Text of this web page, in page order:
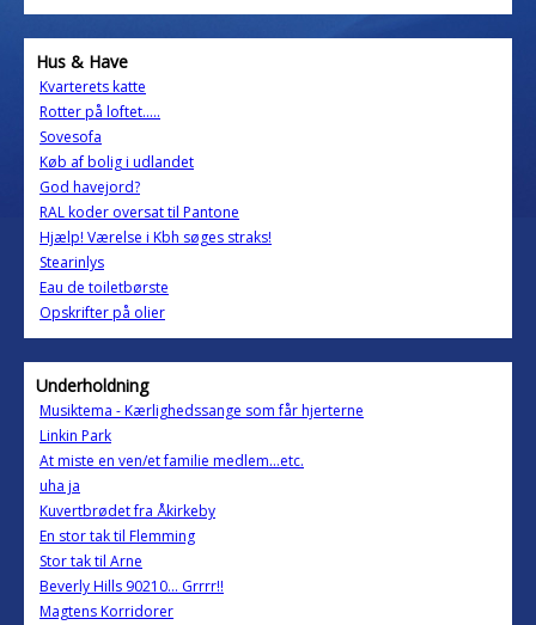
Hus & Have
Kvarterets katte
Rotter på loftet.....
Sovesofa
Køb af bolig i udlandet
God havejord?
RAL koder oversat til Pantone
Hjælp! Værelse i Kbh søges straks!
Stearinlys
Eau de toiletbørste
Opskrifter på olier
Underholdning
Musiktema - Kærlighedssange som får hjerterne
Linkin Park
At miste en ven/et familie medlem...etc.
uha ja
Kuvertbrødet fra Åkirkeby
En stor tak til Flemming
Stor tak til Arne
Beverly Hills 90210... Grrrr!!
Magtens Korridorer